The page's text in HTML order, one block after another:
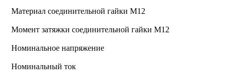
Материал соединительной гайки M12
Момент затяжки соединительной гайки M12
Номинальное напряжение
Номинальный ток